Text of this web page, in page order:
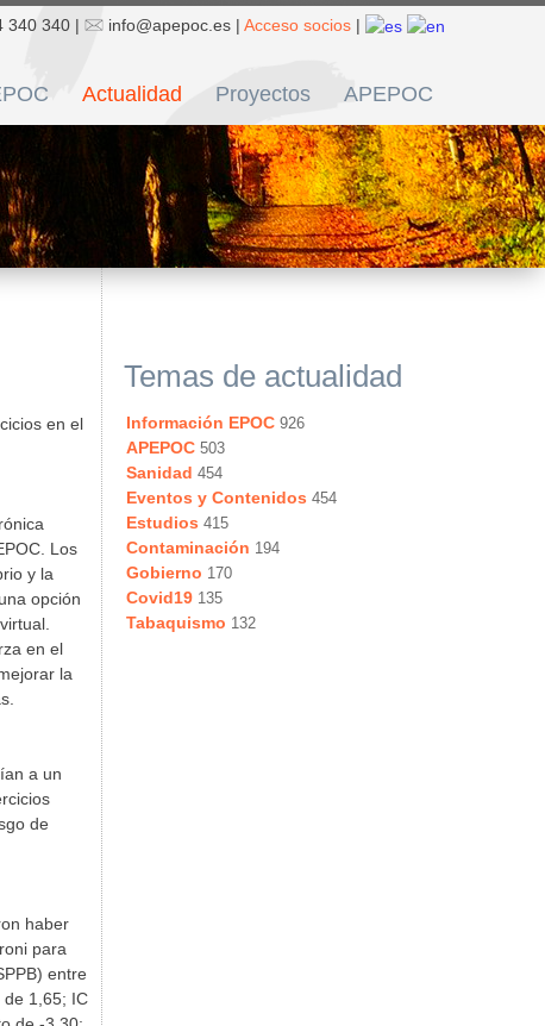
340 340 | info@apepoc.es | Acceso socios |
Actualidad Proyectos APEPOC
en el
Los
y la
opción
en el
la
a un
de
haber
para
entre
de 1,65; IC
Temas de actualidad
Información EPOC 926
APEPOC 503
Sanidad 454
Eventos y Contenidos 454
Estudios 415
Contaminación 194
Gobierno 170
Covid19 135
Tabaquismo 132